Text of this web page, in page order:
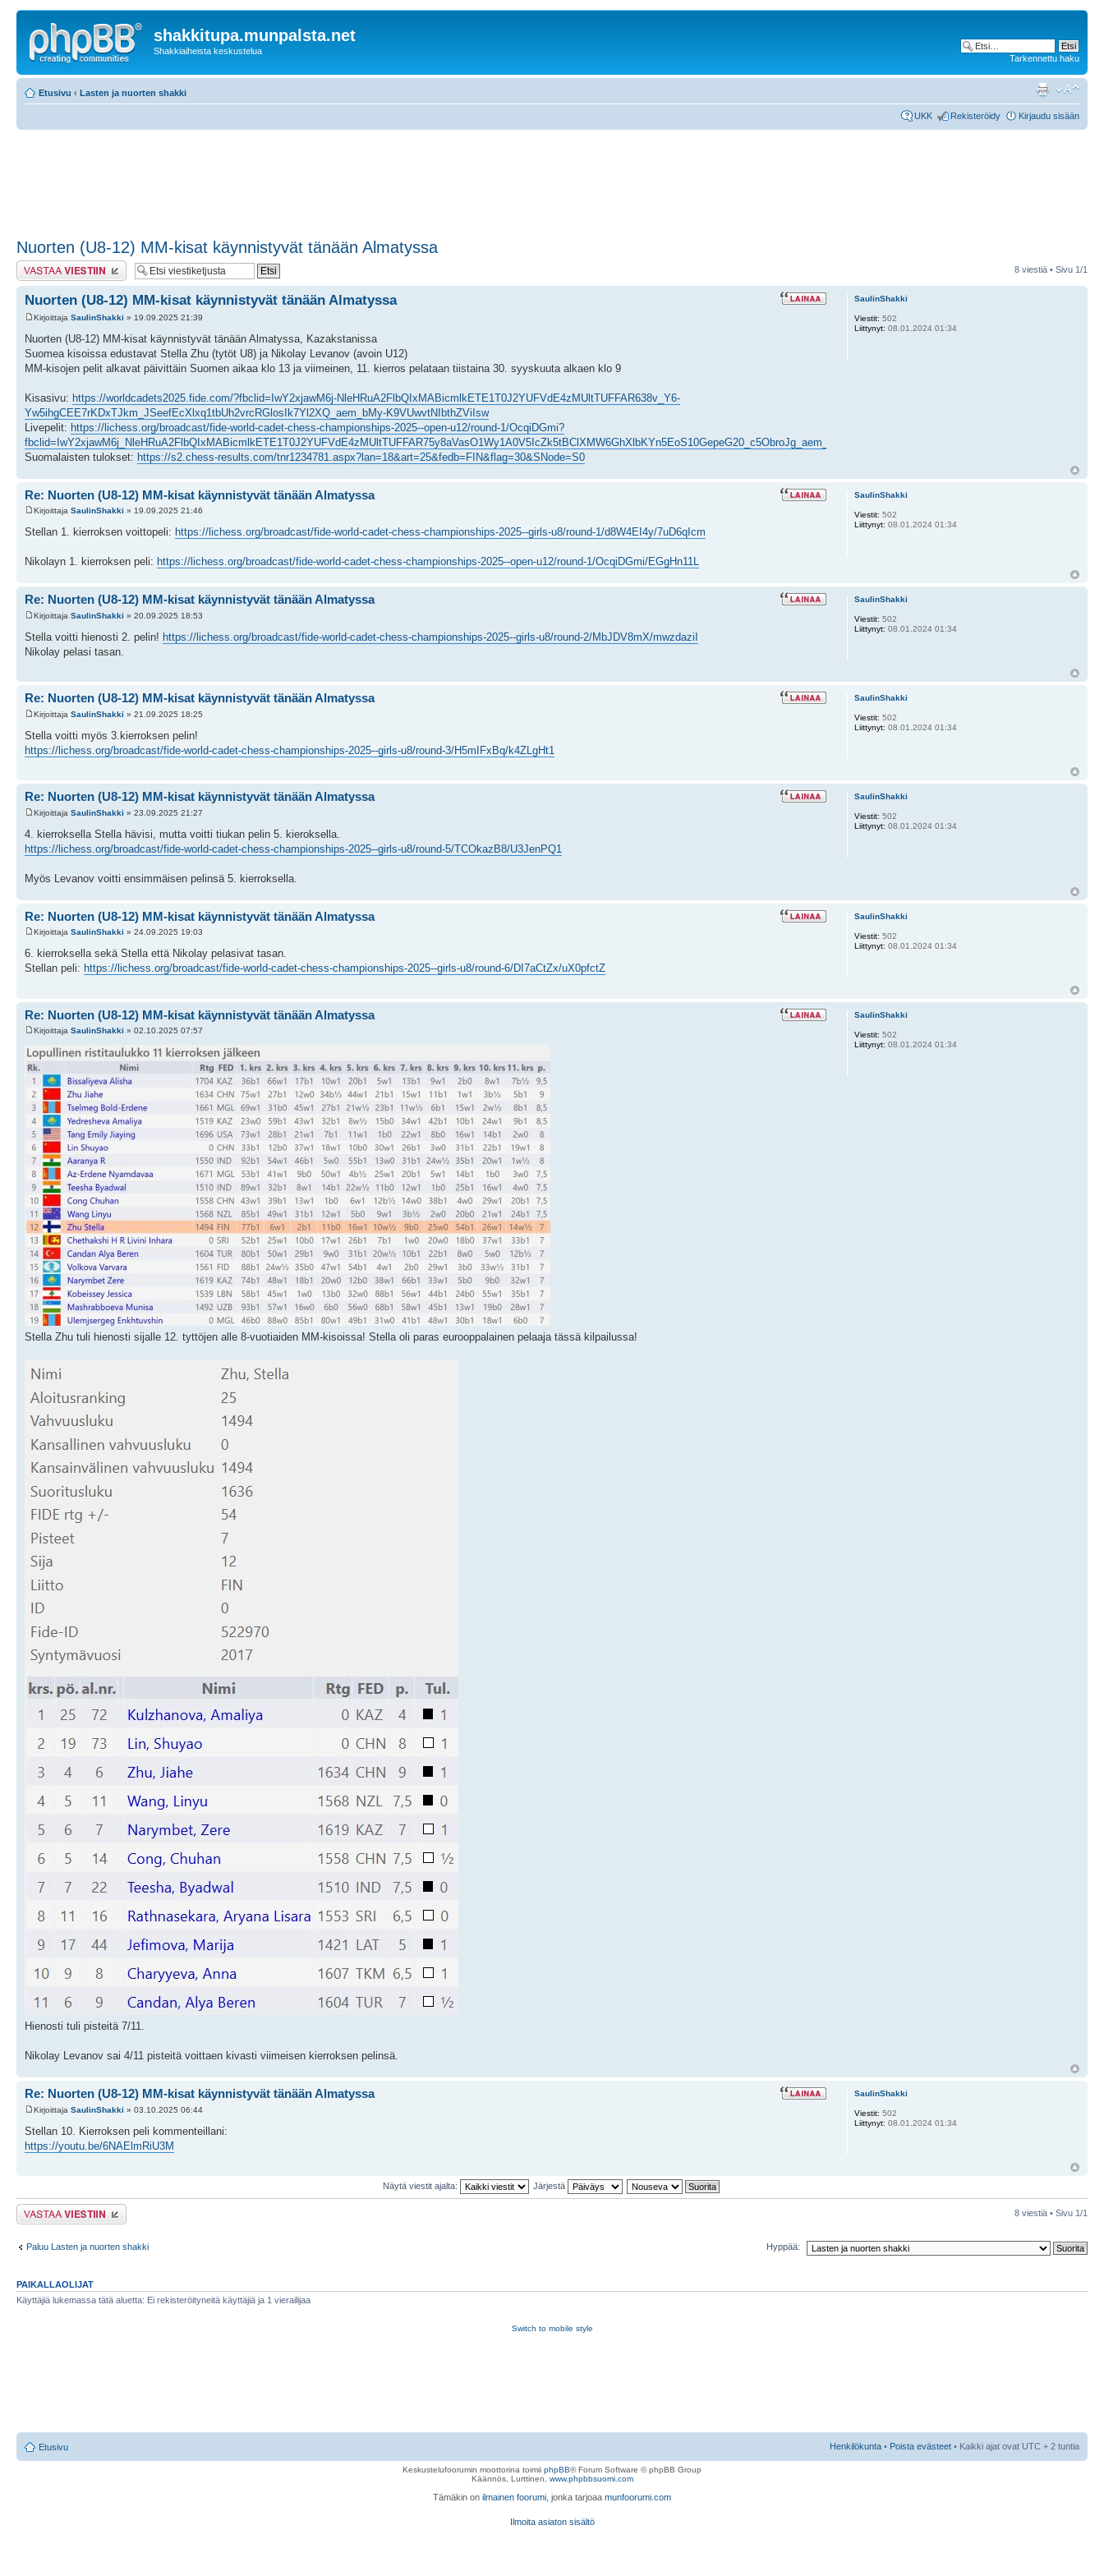
shakkitupa.munpalsta.net
Shakkiaiheista keskustelua
Tarkennettu haku
Etusivu ‹ Lasten ja nuorten shakki
UKK Rekisteröidy Kirjaudu sisään
Nuorten (U8-12) MM-kisat käynnistyvät tänään Almatyssa
Lähetä vastaus 8 viestiä • Sivu 1/1
Nuorten (U8-12) MM-kisat käynnistyvät tänään Almatyssa
Kirjoittaja SaulinShakki » 19.09.2025 21:39
Nuorten (U8-12) MM-kisat käynnistyvät tänään Almatyssa, Kazakstanissa
Suomea kisoissa edustavat Stella Zhu (tytöt U8) ja Nikolay Levanov (avoin U12)
MM-kisojen pelit alkavat päivittäin Suomen aikaa klo 13 ja viimeinen, 11. kierros pelataan tiistaina 30. syyskuuta alkaen klo 9
Kisasivu: https://worldcadets2025.fide.com/?fbclid=IwY2xjawM6j-NleHRuA2FlbQIxMABicmlkETE1T0J2YUFVdE4zMUltTUFFAR638v_Y6-
Yw5ihgCEE7rKDxTJkm_JSeefEcXlxq1tbUh2vrcRGlosIk7Yl2XQ_aem_bMy-K9VUwvtNIbthZViIsw
Livepelit: https://lichess.org/broadcast/fide-world-cadet-chess-championships-2025--open-u12/round-1/OcqiDGmi?
fbclid=IwY2xjawM6j_NleHRuA2FlbQIxMABicmlkETE1T0J2YUFVdE4zMUltTUFFAR75y8aVasO1Wy1A0V5IcZk5tBClXMW6GhXlbKYn5EoS10GepeG20_c5ObroJg_aem_mtqDXzkPdmoRj4HewiZQfg
Suomalaisten tulokset: https://s2.chess-results.com/tnr1234781.aspx?lan=18&art=25&fedb=FIN&flag=30&SNode=S0
SaulinShakki
Viestit: 502
Liittynyt: 08.01.2024 01:34
Re: Nuorten (U8-12) MM-kisat käynnistyvät tänään Almatyssa
Kirjoittaja SaulinShakki » 19.09.2025 21:46
Stellan 1. kierroksen voittopeli: https://lichess.org/broadcast/fide-world-cadet-chess-championships-2025--girls-u8/round-1/d8W4EI4y/7uD6qIcm
Nikolayn 1. kierroksen peli: https://lichess.org/broadcast/fide-world-cadet-chess-championships-2025--open-u12/round-1/OcqiDGmi/EGgHn11L
SaulinShakki
Viestit: 502
Liittynyt: 08.01.2024 01:34
Re: Nuorten (U8-12) MM-kisat käynnistyvät tänään Almatyssa
Kirjoittaja SaulinShakki » 20.09.2025 18:53
Stella voitti hienosti 2. pelin! https://lichess.org/broadcast/fide-world-cadet-chess-championships-2025--girls-u8/round-2/MbJDV8mX/mwzdaziI
Nikolay pelasi tasan.
SaulinShakki
Viestit: 502
Liittynyt: 08.01.2024 01:34
Re: Nuorten (U8-12) MM-kisat käynnistyvät tänään Almatyssa
Kirjoittaja SaulinShakki » 21.09.2025 18:25
Stella voitti myös 3.kierroksen pelin!
https://lichess.org/broadcast/fide-world-cadet-chess-championships-2025--girls-u8/round-3/H5mIFxBq/k4ZLgHt1
SaulinShakki
Viestit: 502
Liittynyt: 08.01.2024 01:34
Re: Nuorten (U8-12) MM-kisat käynnistyvät tänään Almatyssa
Kirjoittaja SaulinShakki » 23.09.2025 21:27
4. kierroksella Stella hävisi, mutta voitti tiukan pelin 5. kieroksella.
https://lichess.org/broadcast/fide-world-cadet-chess-championships-2025--girls-u8/round-5/TCOkazB8/U3JenPQ1
Myös Levanov voitti ensimmäisen pelinsä 5. kierroksella.
SaulinShakki
Viestit: 502
Liittynyt: 08.01.2024 01:34
Re: Nuorten (U8-12) MM-kisat käynnistyvät tänään Almatyssa
Kirjoittaja SaulinShakki » 24.09.2025 19:03
6. kierroksella sekä Stella että Nikolay pelasivat tasan.
Stellan peli: https://lichess.org/broadcast/fide-world-cadet-chess-championships-2025--girls-u8/round-6/DI7aCtZx/uX0pfctZ
SaulinShakki
Viestit: 502
Liittynyt: 08.01.2024 01:34
Re: Nuorten (U8-12) MM-kisat käynnistyvät tänään Almatyssa
Kirjoittaja SaulinShakki » 02.10.2025 07:57
Stella Zhu tuli hienosti sijalle 12. tyttöjen alle 8-vuotiaiden MM-kisoissa! Stella oli paras eurooppalainen pelaaja tässä kilpailussa!
Hienosti tuli pisteitä 7/11.
Nikolay Levanov sai 4/11 pisteitä voittaen kivasti viimeisen kierroksen pelinsä.
SaulinShakki
Viestit: 502
Liittynyt: 08.01.2024 01:34
Re: Nuorten (U8-12) MM-kisat käynnistyvät tänään Almatyssa
Kirjoittaja SaulinShakki » 03.10.2025 06:44
Stellan 10. Kierroksen peli kommenteillani:
https://youtu.be/6NAElmRiU3M
SaulinShakki
Viestit: 502
Liittynyt: 08.01.2024 01:34
Näytä viestit ajalta: Järjestä
Lähetä vastaus 8 viestiä • Sivu 1/1
Paluu Lasten ja nuorten shakki Hyppää:
PAIKALLAOLIJAT
Käyttäjiä lukemassa tätä aluetta: Ei rekisteröityneitä käyttäjiä ja 1 vierailijaa
Switch to mobile style
Etusivu Henkilökunta • Poista evästeet • Kaikki ajat ovat UTC + 2 tuntia
Keskustelufoorumin moottorina toimii phpBB® Forum Software © phpBB Group
Käännös, Lurttinen, www.phpbbsuomi.com
Tämäkin on ilmainen foorumi , jonka tarjoaa munfoorumi.com
Ilmoita asiaton sisältö